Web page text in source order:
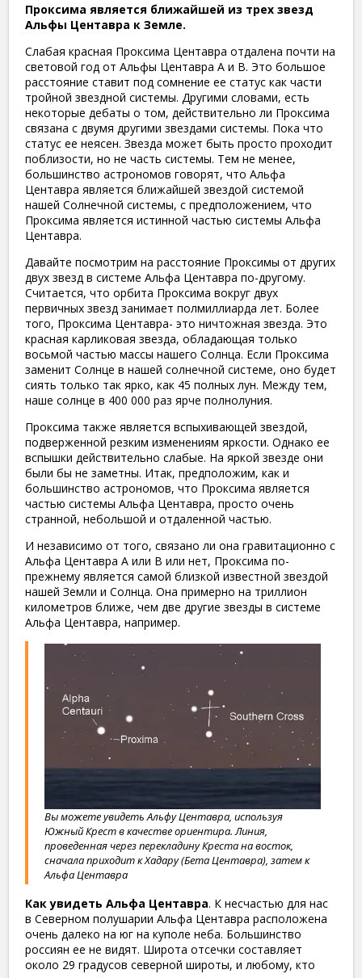
Проксима является ближайшей из трех звезд
Альфы Центавра к Земле.
Слабая красная Проксима Центавра отдалена почти на
световой год от Альфы Центавра А и B. Это большое
расстояние ставит под сомнение ее статус как части
тройной звездной системы. Другими словами, есть
некоторые дебаты о том, действительно ли Проксима
связана с двумя другими звездами системы. Пока что
статус ее неясен. Звезда может быть просто проходит
поблизости, но не часть системы. Тем не менее,
большинство астрономов говорят, что Альфа
Центавра является ближайшей звездой системой
нашей Солнечной системы, с предположением, что
Проксима является истинной частью системы Альфа
Центавра.
Давайте посмотрим на расстояние Проксимы от других
двух звезд в системе Альфа Центавра по-другому.
Считается, что орбита Проксима вокруг двух
первичных звезд занимает полмиллиарда лет. Более
того, Проксима Центавра- это ничтожная звезда. Это
красная карликовая звезда, обладающая только
восьмой частью массы нашего Солнца. Если Проксима
заменит Солнце в нашей солнечной системе, оно будет
сиять только так ярко, как 45 полных лун. Между тем,
наше солнце в 400 000 раз ярче полнолуния.
Проксима также является вспыхивающей звездой,
подверженной резким изменениям яркости. Однако ее
вспышки действительно слабые. На яркой звезде они
были бы не заметны. Итак, предположим, как и
большинство астрономов, что Проксима является
частью системы Альфа Центавра, просто очень
странной, небольшой и отдаленной частью.
И независимо от того, связано ли она гравитационно с
Альфа Центавра А или В или нет, Проксима по-
прежнему является самой близкой известной звездой
нашей Земли и Солнца. Она примерно на триллион
километров ближе, чем две другие звезды в системе
Альфа Центавра, например.
Вы можете увидеть Альфу Центавра, используя
Южный Крест в качестве ориентира. Линия,
проведенная через перекладину Креста на восток,
сначала приходит к Хадару (Бета Центавра), затем к
Альфа Центавра
Как увидеть Альфа Центавра. К несчастью для нас
в Северном полушарии Альфа Центавра расположена
очень далеко на юг на куполе неба. Большинство
россиян ее не видят. Широта отсечки составляет
около 29 градусов северной широты, и любому, кто